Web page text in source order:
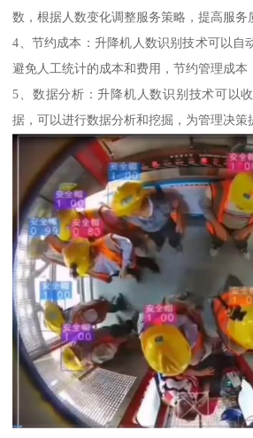
数，根据人数变化调整服务策略，提高服务
4、节约成本：升降机人数识别技术可以自
避免人工统计的成本和费用，节约管理成本
5、数据分析：升降机人数识别技术可以
据，可以进行数据分析和挖掘，为管理决策